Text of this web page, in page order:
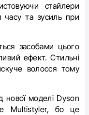
стайлери
часу та зусиль при
засобами цього
ефект. Стильні
волосся тому
нової моделі Dyson
Multistyler, бо це